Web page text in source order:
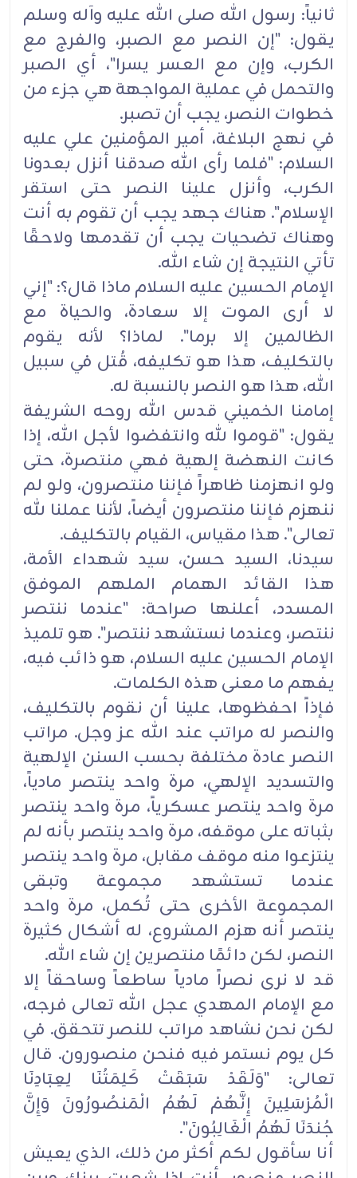
ثانياً: رسول الله صلى الله عليه وآله وسلم
يقول: "إن النصر مع الصبر، والفرج مع
الكرب، وإن مع العسر يسرا"، أي الصبر
والتحمل في عملية المواجهة هي جزء من
خطوات النصر، يجب أن تصبر.
في نهج البلاغة، أمير المؤمنين علي عليه
السلام: "فلما رأى الله صدقنا أنزل بعدونا
الكرب، وأنزل علينا النصر حتى استقر
الإسلام". هناك جهد يجب أن تقوم به أنت
وهناك تضحيات يجب أن تقدمها ولاحقًا
تأتي النتيجة إن شاء الله.
الإمام الحسين عليه السلام ماذا قال؟: "إني
لا أرى الموت إلا سعادة، والحياة مع
الظالمين إلا برما". لماذا؟ لأنه يقوم
بالتكليف، هذا هو تكليفه، قُتل في سبيل
الله، هذا هو النصر بالنسبة له.
إمامنا الخميني قدس الله روحه الشريفة
يقول: "قوموا لله وانتفضوا لأجل الله، إذا
كانت النهضة إلهية فهي منتصرة، حتى
ولو انهزمنا ظاهراً فإننا منتصرون، ولو لم
ننهزم فإننا منتصرون أيضاً، لأننا عملنا لله
تعالى". هذا مقياس، القيام بالتكليف.
سيدنا، السيد حسن، سيد شهداء الأمة،
هذا القائد الهمام الملهم الموفق
المسدد، أعلنها صراحة: "عندما ننتصر
ننتصر، وعندما نستشهد ننتصر". هو تلميذ
الإمام الحسين عليه السلام، هو ذائب فيه،
يفهم ما معنى هذه الكلمات.
فإذاً احفظوها، علينا أن نقوم بالتكليف،
والنصر له مراتب عند الله عز وجل. مراتب
النصر عادة مختلفة بحسب السنن الإلهية
والتسديد الإلهي، مرة واحد ينتصر مادياً،
مرة واحد ينتصر عسكرياً، مرة واحد ينتصر
بثباته على موقفه، مرة واحد ينتصر بأنه لم
ينتزعوا منه موقف مقابل، مرة واحد ينتصر
عندما تستشهد مجموعة وتبقى
المجموعة الأخرى حتى تُكمل، مرة واحد
ينتصر أنه هزم المشروع، له أشكال كثيرة
النصر، لكن دائمًا منتصرين إن شاء الله.
قد لا نرى نصراً مادياً ساطعاً وساحقاً إلا
مع الإمام المهدي عجل الله تعالى فرجه،
لكن نحن نشاهد مراتب للنصر تتحقق. في
كل يوم نستمر فيه فنحن منصورون. قال
تعالى: "وَلَقَدْ سَبَقَتْ كَلِمَتُنَا لِعِبَادِنَا
الْمُرْسَلِينَ إِنَّهُمْ لَهُمُ الْمَنصُورُونَ وَإِنَّ
جُندَنَا لَهُمُ الْغَالِبُونَ".
أنا سأقول لكم أكثر من ذلك، الذي يعيش